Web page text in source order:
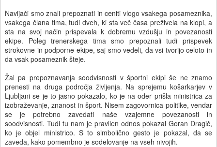
Navijači smo znali prepoznati in ceniti vlogo vsakega posameznika,
vsakega člana tima, tudi dveh, ki sta več časa preživela na klopi, a
sta na svoj način prispevala k dobremu vzdušju in povezanosti
ekipe. Poleg trenerskega tima smo prepoznali tudi prispevek
strokovne in podporne ekipe, saj smo vedeli, da vsi tvorijo celoto in
da vsak posameznik šteje.
Žal pa prepoznavanja soodvisnosti v športni ekipi še ne znamo
prenesti na druga področja življenja. Na sprejemu košarkarjev v
Ljubljani se je to jasno pokazalo, ko je na oder prišla ministrica za
izobraževanje, znanost in šport. Nisem zagovornica politike, vendar
se je potrebno zavedati naše vzajemne povezanosti in
soodvisnosti. Tudi tu nam je pravilen odnos pokazal Goran Dragič,
ko je objel ministrico. S to simbolično gesto je pokazal, da se
zaveda, kako pomembno je sodelovanje na vseh nivojih.